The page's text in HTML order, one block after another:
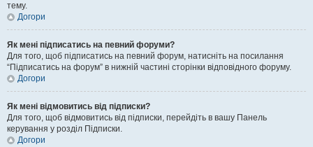
тему.
Догори
Як мені підписатись на певний форуми?
Для того, щоб підписатись на певний форум, натисніть на посилання
“Підписатись на форум” в нижній частині сторінки відповідного форуму.
Догори
Як мені відмовитись від підписки?
Для того, щоб відмовитись від підписки, перейдіть в вашу Панель
керування у розділ Підписки.
Догори